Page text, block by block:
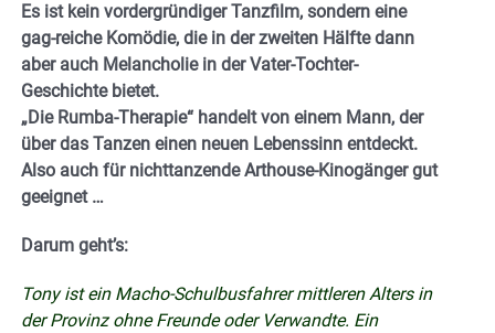
Es ist kein vordergründiger Tanzfilm, sondern eine
gag-reiche Komödie, die in der zweiten Hälfte dann
aber auch Melancholie in der Vater-Tochter-
Geschichte bietet.
„Die Rumba-Therapie“ handelt von einem Mann, der
über das Tanzen einen neuen Lebenssinn entdeckt.
Also auch für nichttanzende Arthouse-Kinogänger gut
geeignet …
Darum geht’s:
Tony ist ein Macho-Schulbusfahrer mittleren Alters in
der Provinz ohne Freunde oder Verwandte. Ein